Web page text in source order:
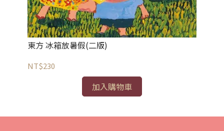
東方 冰箱放暑假(二版)
NT$230
加入購物車